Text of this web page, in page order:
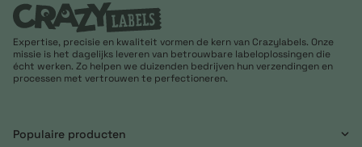
Expertise, precisie en kwaliteit vormen de kern van Crazylabels. Onze
missie is het dagelijks leveren van betrouwbare labeloplossingen die
écht werken. Zo helpen we duizenden bedrijven hun verzendingen en
processen met vertrouwen te perfectioneren.
Populaire producten